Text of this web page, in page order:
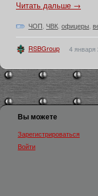
Читать дальше →
ЧОП ЧВК офицеры
RSBGroup 4 января
Вы можете
Зарегистрироваться
Войти